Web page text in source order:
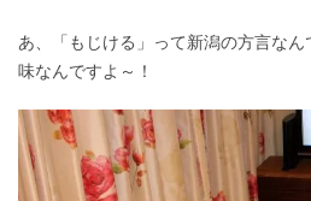
あ、「もじける」って新潟の方言な
味なんですよ～！